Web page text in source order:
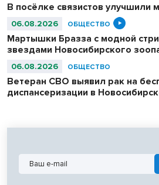
В посёлке связистов улучшили
06.08.2026 ОБЩЕСТВО
Мартышки Бразза с модной
звездами Новосибирского
06.08.2026 ОБЩЕСТВО
Ветеран СВО выявил рак на
диспансеризации в